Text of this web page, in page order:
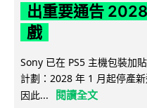
出重要通告
戲
Sony 已在 PS5 主機包裝加
計劃：2028 年 1 月起停產
因此...
閱讀全文